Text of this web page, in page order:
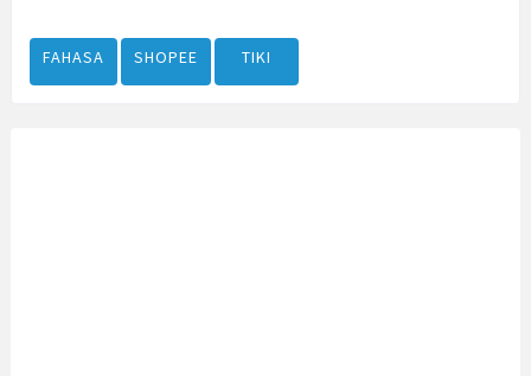
FAHASA SHOPEE TIKI